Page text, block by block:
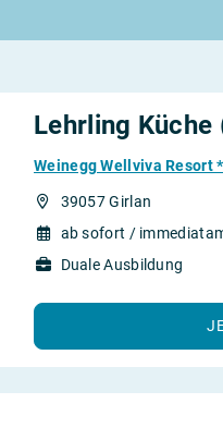
Lehrling
Weinegg Wellviva Resort
39057 Girlan
ab sofort /
Duale Ausbildung